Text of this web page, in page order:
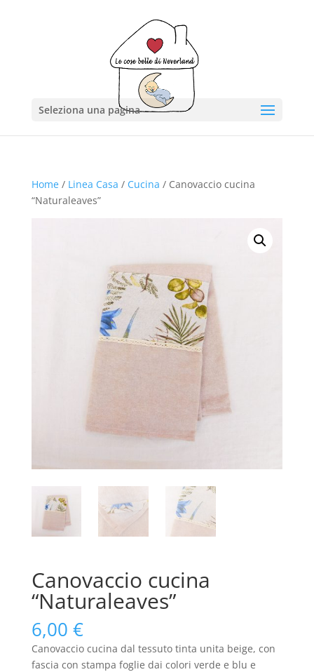
Seleziona una pagina
Home/ Linea Casa / Cucina / Canovaccio cucina
“Naturaleaves”
Canovaccio cucina
“Naturaleaves”
6,00 €
Canovaccio cucina dal tessuto tinta unita beige, con
fascia con stampa foglie dai colori verde e blu e